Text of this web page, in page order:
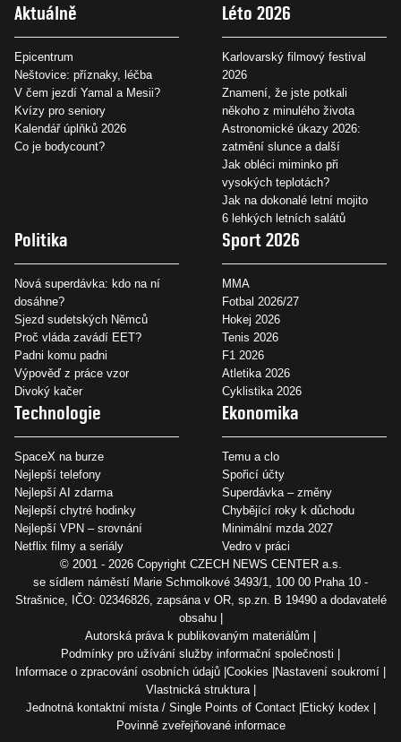
Aktuálně
Epicentrum
Neštovice: příznaky, léčba
V čem jezdí Yamal a Mesii?
Kvízy pro seniory
Kalendář úplňků 2026
Co je bodycount?
Léto 2026
Karlovarský filmový festival
2026
Znamení, že jste potkali
někoho z minulého života
Astronomické úkazy 2026:
zatmění slunce a další
Jak obléci miminko při
vysokých teplotách?
Jak na dokonalé letní mojito
6 lehkých letních salátů
Politika
Nová superdávka: kdo na ní
dosáhne?
Sjezd sudetských Němců
Proč vláda zavádí EET?
Padni komu padni
Výpověď z práce vzor
Divoký kačer
Sport 2026
MMA
Fotbal 2026/27
Hokej 2026
Tenis 2026
F1 2026
Atletika 2026
Cyklistika 2026
Technologie
SpaceX na burze
Nejlepší telefony
Nejlepší AI zdarma
Nejlepší chytré hodinky
Nejlepší VPN – srovnání
Netflix filmy a seriály
Ekonomika
Temu a clo
Spořicí účty
Superdávka – změny
Chybějící roky k důchodu
Minimální mzda 2027
Vedro v práci
© 2001 - 2026 Copyright CZECH NEWS CENTER a.s.
se sídlem náměstí Marie Schmolkové 3493/1, 100 00 Praha 10 -
Strašnice, IČO: 02346826, zapsána v OR, sp.zn. B 19490 a dodavatelé
obsahu
Autorská práva k publikovaným materiálům
Podmínky pro užívání služby informační společnosti
Informace o zpracování osobních údajů Cookies Nastavení soukromí
Vlastnická struktura
Jednotná kontaktní místa / Single Points of Contact Etický kodex
Povinně zveřejňované informace